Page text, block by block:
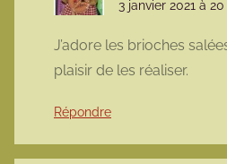
3 janvier 2021 à
J’adore les brioches
plaisir de les réaliser.
Répondre